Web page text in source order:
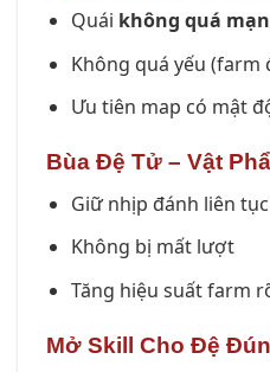
Quái không quá
Không quá yếu (farm
Ưu tiên map có mật
Bùa Đệ Tử – Vật
Giữ nhịp đánh liên tục
Không bị mất lượt
Tăng hiệu suất farm
Mở Skill Cho Đệ